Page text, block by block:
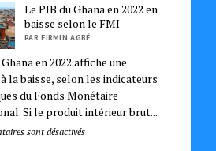
Le PIB du Ghana en 2022 en
baisse selon le FMI
PAR FIRMIN AGBÉ
en 2022 affiche une
la baisse, selon les indicateurs
du Fonds Monétaire
Si le produit intérieur brut...
sont désactivés